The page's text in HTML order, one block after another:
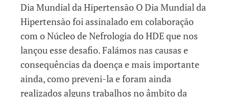
Dia Mundial da Hipertensão O Dia Mundial da
Hipertensão foi assinalado em colaboração
com o Núcleo de Nefrologia do HDE que nos
lançou esse desafio. Falámos nas causas e
consequências da doença e mais importante
ainda, como preveni-la e foram ainda
realizados alguns trabalhos no âmbito da